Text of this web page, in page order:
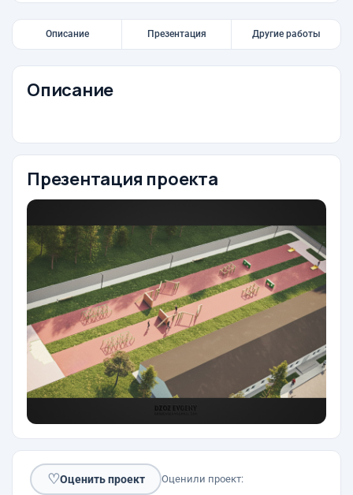
Описание Презентация Другие работы
Описание
Презентация проекта
♡Оценить проект Оценили проект: